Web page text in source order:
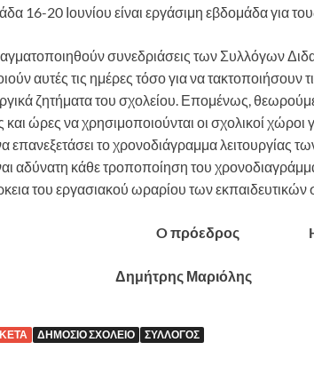
16-20 Ιουνίου είναι εργάσιμη εβδομάδα για
συνεδριάσεις των Συλλόγων
αυτές τις ημέρες τόσο για να τακτοποιήσουν
ζητήματα του σχολείου. Επομένως,
και ώρες να χρησιμοποιούνται οι σχολικοί χώροι
επανεξετάσει το χρονοδιάγραμμα
αδύνατη κάθε τροποποίηση του
του εργασιακού ωραρίου των
O πρόεδρος H Γ.
Δημήτρης Μαριόλης
ΔΗΜΌΣΙΟ ΣΧΟΛΕΊΟ ΣΎΛΛΟΓΟΣ